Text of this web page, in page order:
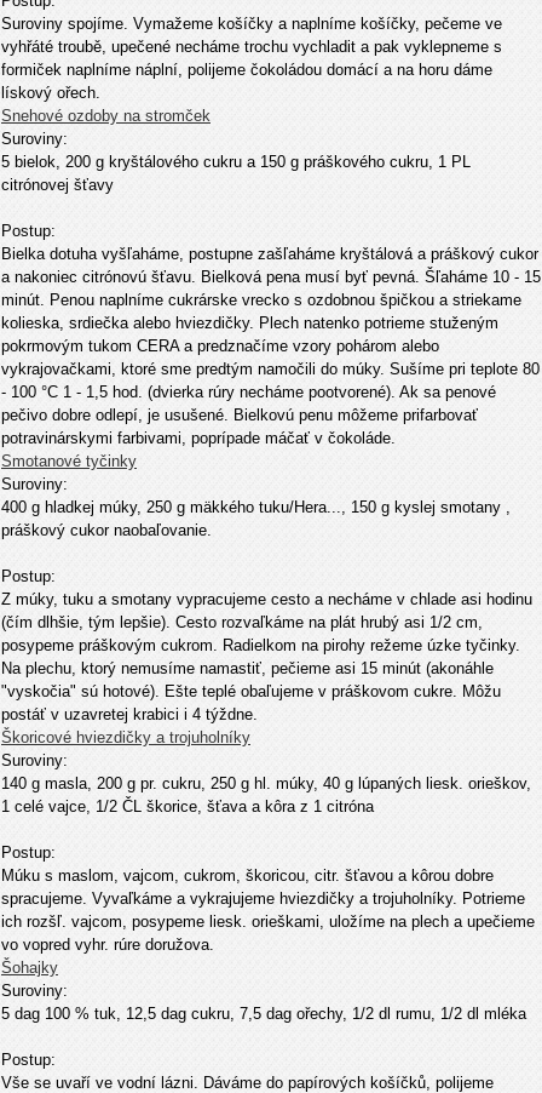
Suroviny spojíme. Vymažeme košíčky a naplníme košíčky, pečeme ve
vyhřáté troubě, upečené necháme trochu vychladit a pak vyklepneme s
formiček naplníme náplní, polijeme čokoládou domácí a na horu dáme
lískový ořech.
Snehové ozdoby na stromček
Suroviny:
5 bielok, 200 g kryštálového cukru a 150 g práškového cukru, 1 PL
citrónovej šťavy
Postup:
Bielka dotuha vyšľaháme, postupne zašľaháme kryštálová a práškový cukor
a nakoniec citrónovú šťavu. Bielková pena musí byť pevná. Šľaháme 10 - 15
minút. Penou naplníme cukrárske vrecko s ozdobnou špičkou a striekame
kolieska, srdiečka alebo hviezdičky. Plech natenko potrieme stuženým
pokrmovým tukom CERA a predznačíme vzory pohárom alebo
vykrajovačkami, ktoré sme predtým namočili do múky. Sušíme pri teplote 80
- 100 °C 1 - 1,5 hod. (dvierka rúry necháme pootvorené). Ak sa penové
pečivo dobre odlepí, je usušené. Bielkovú penu môžeme prifarbovať
potravinárskymi farbivami, poprípade máčať v čokoláde.
Smotanové tyčinky
Suroviny:
400 g hladkej múky, 250 g mäkkého tuku/Hera..., 150 g kyslej smotany ,
práškový cukor naobaľovanie.
Postup:
Z múky, tuku a smotany vypracujeme cesto a necháme v chlade asi hodinu
(čím dlhšie, tým lepšie). Cesto rozvaľkáme na plát hrubý asi 1/2 cm,
posypeme práškovým cukrom. Radielkom na pirohy režeme úzke tyčinky.
Na plechu, ktorý nemusíme namastiť, pečieme asi 15 minút (akonáhle
"vyskočia" sú hotové). Ešte teplé obaľujeme v práškovom cukre. Môžu
postáť v uzavretej krabici i 4 týždne.
Škoricové hviezdičky a trojuholníky
Suroviny:
140 g masla, 200 g pr. cukru, 250 g hl. múky, 40 g lúpaných liesk. orieškov,
1 celé vajce, 1/2 ČL škorice, šťava a kôra z 1 citróna
Postup:
Múku s maslom, vajcom, cukrom, škoricou, citr. šťavou a kôrou dobre
spracujeme. Vyvaľkáme a vykrajujeme hviezdičky a trojuholníky. Potrieme
ich rozšľ. vajcom, posypeme liesk. orieškami, uložíme na plech a upečieme
vo vopred vyhr. rúre doružova.
Šohajky
Suroviny:
5 dag 100 % tuk, 12,5 dag cukru, 7,5 dag ořechy, 1/2 dl rumu, 1/2 dl mléka
Postup:
Vše se uvaří ve vodní lázni. Dáváme do papírových košíčků, polijeme